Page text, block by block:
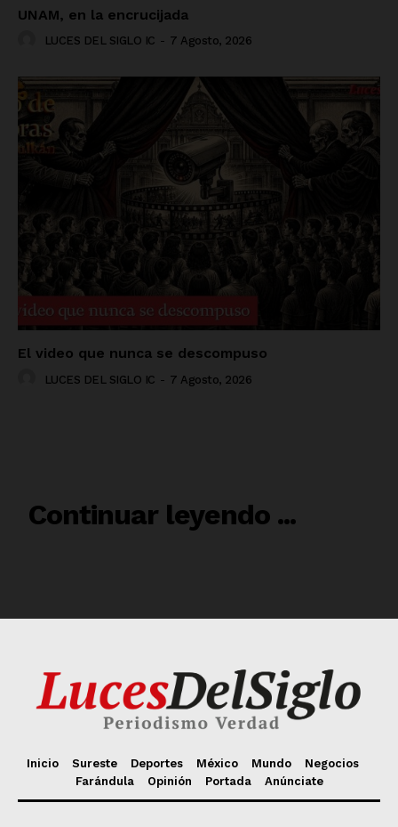
Inicio Sureste Deportes México Mundo
Negocios
Farándula
Opinión Portada Anúnciate